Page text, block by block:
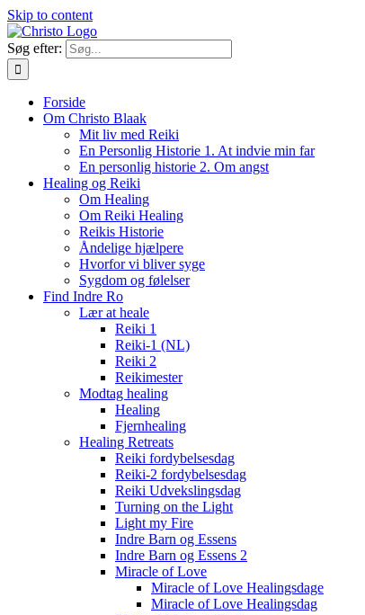
Skip to content
Søg efter:
Forside
Om Christo Blaak
Mit liv med Reiki
En Personlig Historie 1. At indvie min far
En personlig historie 2. Om angst
Healing og Reiki
Om Healing
Om Reiki Healing
Reikis Historie
Åndelige hjælpere
Hvorfor vi bliver syge
Sygdom og følelser
Find Indre Ro
Lær at heale
Reiki 1
Reiki-1 (NL)
Reiki 2
Reikimester
Modtag healing
Healing
Fjernhealing
Healing Retreats
Reiki fordybelsesdag
Reiki-2 fordybelsesdag
Reiki Udvekslingsdag
Turning on the Light
Light my Fire
Indre Barn og Essens
Indre Barn og Essens 2
Miracle of Love
Miracle of Love Healingsdage
Miracle of Love Healingsdag